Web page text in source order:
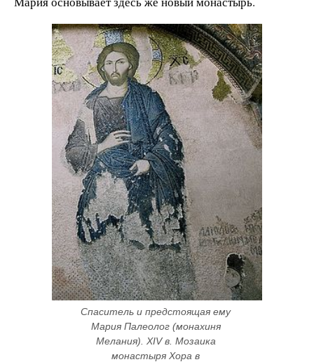
Спаситель и предстоящая ему
Мария Палеолог (монахиня
Мелания). XIV в. Мозаика
монастыря Хора в